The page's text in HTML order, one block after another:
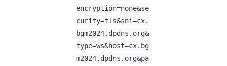
encryption=none&se
curity=tls&sni=cx.
bgm2024.dpdns.org&
type=ws&host=cx.bg
m2024.dpdns.org&pa